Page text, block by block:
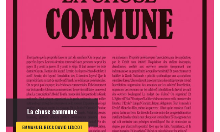
La chose commune
EMMANUEL BEX & DAVID LESCOT